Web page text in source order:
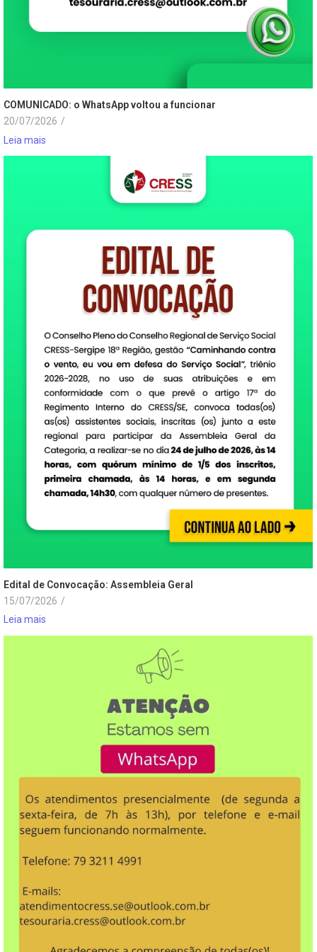
COMUNICADO: o WhatsApp voltou a funcionar
20/07/2026 /
Leia mais
Edital de Convocação: Assembleia Geral
15/07/2026 /
Leia mais